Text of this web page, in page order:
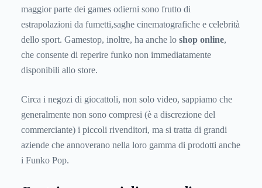
maggior parte dei games odierni sono frutto di
estrapolazioni da fumetti,saghe cinematografiche e celebrità
dello sport. Gamestop, inoltre, ha anche lo shop online,
che consente di reperire funko non immediatamente
disponibili allo store.
Circa i negozi di giocattoli, non solo video, sappiamo che
generalmente non sono compresi (è a discrezione del
commerciante) i piccoli rivenditori, ma si tratta di grandi
aziende che annoverano nella loro gamma di prodotti anche
i Funko Pop.